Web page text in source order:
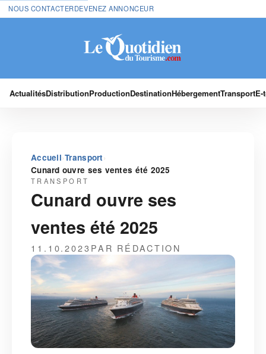
NOUS CONTACTERDEVENEZ ANNONCEUR
ActualitésDistributionProductionDestinationHébergementTransport
Accueil›Transport ›
Cunard ouvre ses ventes été 2025
TRANSPORT
Cunard ouvre ses
ventes été 2025
11.10.2023PAR RÉDACTION